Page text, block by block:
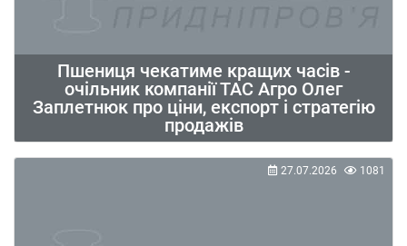
Пшениця чекатиме кращих часів -
очільник компанії ТАС Агро Олег
Заплетнюк про ціни, експорт і стратегію
продажів
27.07.2026 1081